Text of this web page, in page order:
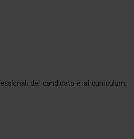
del candidato e al curriculum,